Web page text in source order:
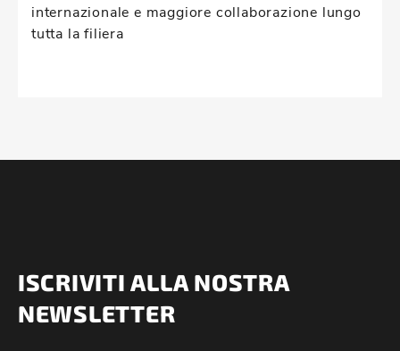
internazionale e maggiore collaborazione lungo
tutta la filiera
ISCRIVITI ALLA NOSTRA
NEWSLETTER